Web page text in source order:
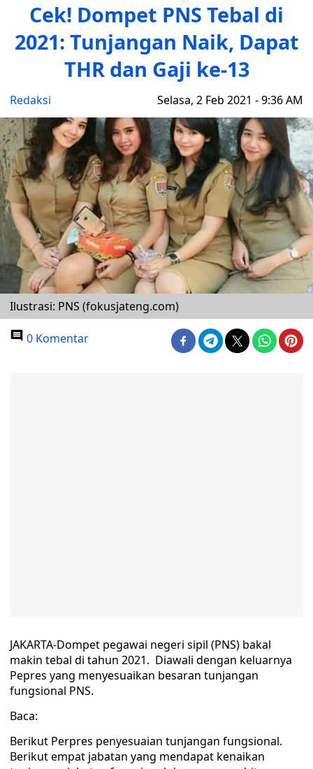
Cek! Dompet PNS Tebal di
2021: Tunjangan Naik, Dapat
THR dan Gaji ke-13
Redaksi Selasa, 2 Feb 2021 - 9:36 AM
Ilustrasi: PNS (fokusjateng.com)
0 Komentar
JAKARTA-Dompet pegawai negeri sipil (PNS) bakal
makin tebal di tahun 2021. Diawali dengan keluarnya
Pepres yang menyesuaikan besaran tunjangan
fungsional PNS.
Baca:
Berikut Perpres penyesuaian tunjangan fungsional.
Berikut empat jabatan yang mendapat kenaikan